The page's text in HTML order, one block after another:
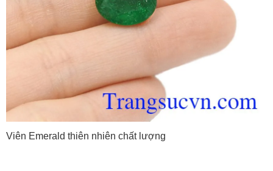
Viên Emerald thiên nhiên chất lượng